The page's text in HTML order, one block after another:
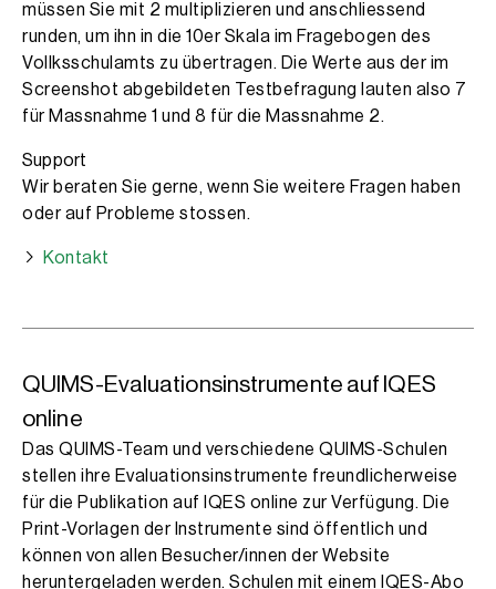
müssen Sie mit 2 multiplizieren und anschliessend
runden, um ihn in die 10er Skala im Fragebogen des
Vollksschulamts zu übertragen. Die Werte aus der im
Screenshot abgebildeten Testbefragung lauten also 7
für Massnahme 1 und 8 für die Massnahme 2.
Support
Wir beraten Sie gerne, wenn Sie weitere Fragen haben
oder auf Probleme stossen.
Kontakt
QUIMS-Evaluationsinstrumente auf IQES
online
Das QUIMS-Team und verschiedene QUIMS-Schulen
stellen ihre Evaluationsinstrumente freundlicherweise
für die Publikation auf IQES online zur Verfügung. Die
Print-Vorlagen der Instrumente sind öffentlich und
können von allen Besucher/innen der Website
heruntergeladen werden. Schulen mit einem IQES-Abo